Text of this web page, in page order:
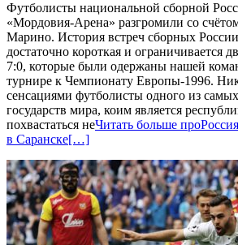
Футболисты национальной сборной
«Мордовия-Арена» разгромили со
Марино. История встреч сборных
достаточно короткая и ограничивается
7:0, которые были одержаны нашей
турнире к Чемпионату Европы-1996.
сенсациями футболисты одного из
государств мира, коим является
похвастаться неЧитать больше
в Саранске[…]